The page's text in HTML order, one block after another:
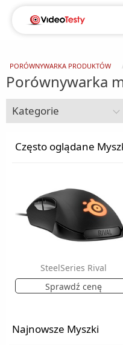
PORÓWNYWARKA PRODUKTÓW
Porównywarka
Kategorie
Myszki
Często oglądane
SteelSeries Rival
Sprawdź cenę
Najnowsze Myszki